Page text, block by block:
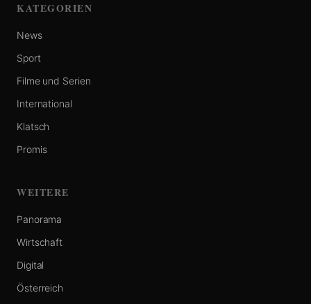
KATEGORIEN
News
Sport
Filme und Serien
International
Klatsch
Promis
WEITERE
Panorama
Wirtschaft
Digital
Österreich